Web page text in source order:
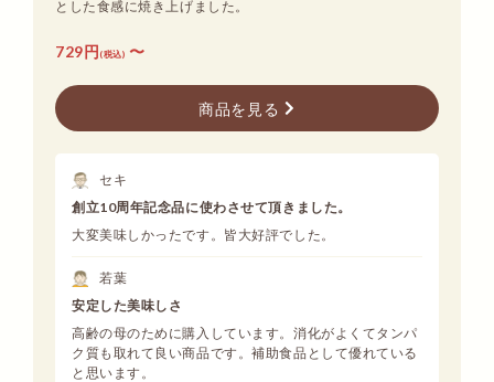
とした食感に焼き上げました。
729円 (税込) 〜
商品を見る
セキ
創立10周年記念品に使わさせて頂きました。
大変美味しかったです。皆大好評でした。
若葉
安定した美味しさ
高齢の母のために購入しています。消化がよくてタンパ
ク質も取れて良い商品です。補助食品として優れている
と思います。